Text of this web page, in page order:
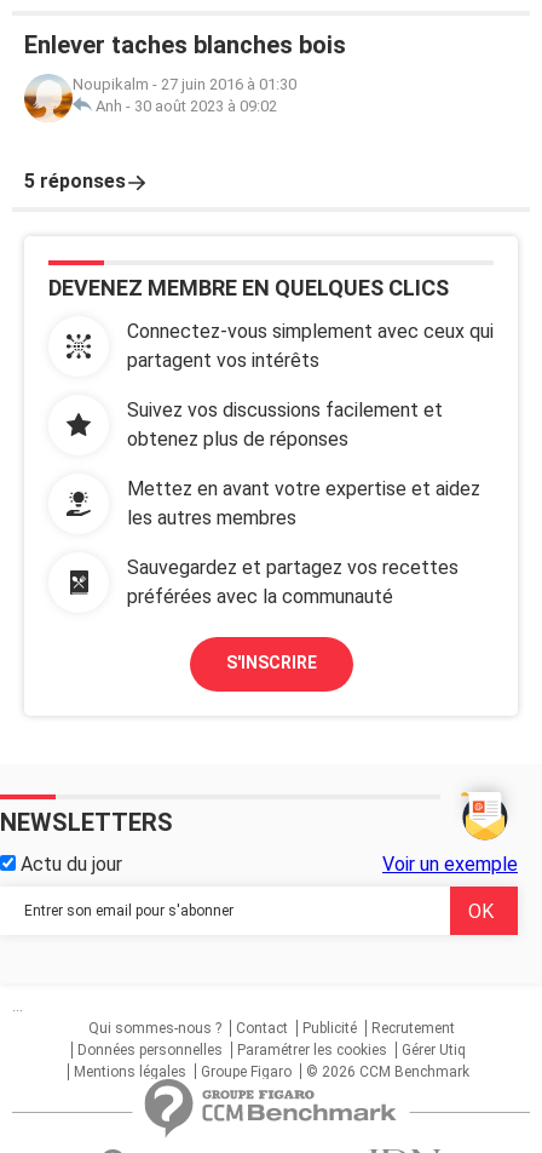
Enlever taches blanches bois
Noupikalm - 27 juin 2016 à 01:30
Anh - 30 août 2023 à 09:02
5 réponses
DEVENEZ MEMBRE EN QUELQUES CLICS
Connectez-vous simplement avec ceux qui
partagent vos intérêts
Suivez vos discussions facilement et
obtenez plus de réponses
Mettez en avant votre expertise et aidez
les autres membres
Sauvegardez et partagez vos recettes
préférées avec la communauté
S'INSCRIRE
NEWSLETTERS
Actu du jour Voir un exemple
...
Qui sommes-nous ?
Contact Publicité
Recrutement
Données personnelles
Paramétrer les cookies
Gérer Utiq
Mentions légales
Groupe Figaro © 2026 CCM Benchmark